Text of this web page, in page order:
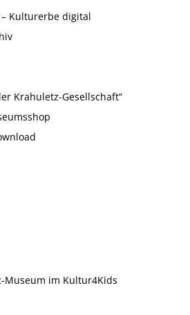
Kulturerbe digital
Krahuletz-Gesellschaft“
Museum im Kultur4Kids